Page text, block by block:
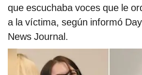
que escuchaba voces que le
a la víctima, según informó
News Journal.